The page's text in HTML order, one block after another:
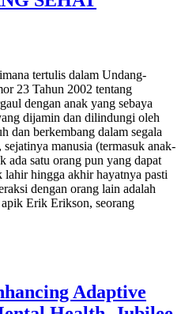
tertulis dalam Undang-
23 Tahun 2002 tentang
dengan anak yang sebaya
dijamin dan dilindungi oleh
dan berkembang dalam segala
manusia (termasuk anak-
ada satu orang pun yang dapat
lahir hingga akhir hayatnya pasti
dengan orang lain adalah
Erik Erikson, seorang
Adaptive